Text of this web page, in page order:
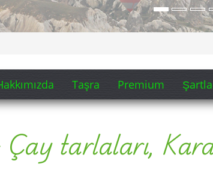
Taşra Premium
tarlaları,